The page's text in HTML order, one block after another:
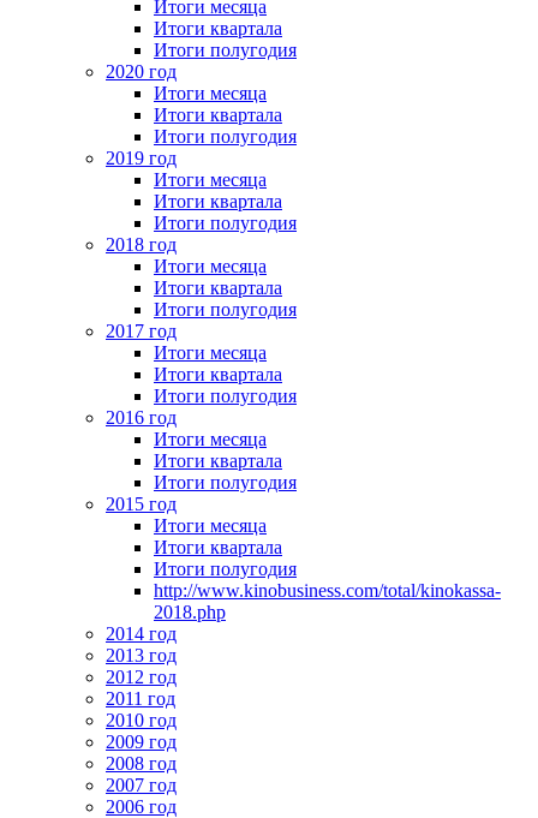
Итоги месяца
Итоги квартала
Итоги полугодия
2020 год
Итоги месяца
Итоги квартала
Итоги полугодия
2019 год
Итоги месяца
Итоги квартала
Итоги полугодия
2018 год
Итоги месяца
Итоги квартала
Итоги полугодия
2017 год
Итоги месяца
Итоги квартала
Итоги полугодия
2016 год
Итоги месяца
Итоги квартала
Итоги полугодия
2015 год
Итоги месяца
Итоги квартала
Итоги полугодия
http://www.kinobusiness.com/total/kinokassa-
2018.php
2014 год
2013 год
2012 год
2011 год
2010 год
2009 год
2008 год
2007 год
2006 год